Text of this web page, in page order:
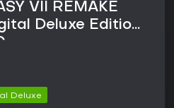
VII REMAKE
Deluxe Edition
Deluxe